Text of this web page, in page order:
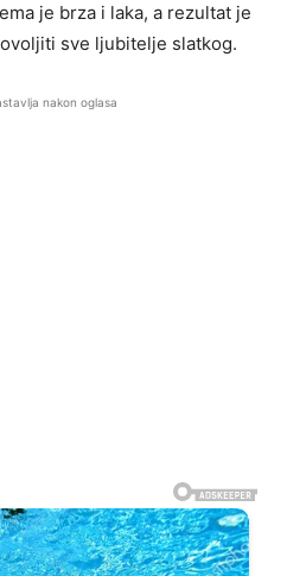
je brza i laka, a rezultat je
sve ljubitelje slatkog.
nakon oglasa